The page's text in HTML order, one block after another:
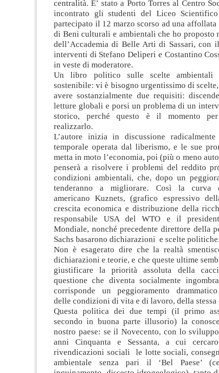
centralità. E’ stato a Porto Torres al Centro
incontrato gli studenti del Liceo
partecipato il 12 marzo scorso ad una affollata
di Beni culturali e ambientali che ho proposto
dell’Accademia di Belle Arti di Sassari, con
interventi di Stefano Deliperi e Costantino
in veste di moderatore.
Un libro politico sulle scelte
sostenibile: vi è bisogno urgentissimo di
avere sostanzialmente due requisiti:
letture globali e porsi un problema di un
storico, perché questo è il momento
realizzarlo.
L’autore inizia in discussione radicalmente
temporale operata dal liberismo, e le sue
metta in moto l’economia, poi (più o meno
penserà a risolvere i problemi del reddito
condizioni ambientali, che, dopo un
tenderanno a migliorare. Così la curva
americano Kuznets, (grafico espressivo
crescita economica e distribuzione della
responsabile USA del WTO e il
Mondiale, nonché precedente direttore della
Sachs basarono dichiarazioni e scelte
Non è esagerato dire che la realtà
dichiarazioni e teorie, e che queste ultime
giustificare la priorità assoluta della
questione che diventa socialmente
corrisponde un peggioramento drammatico
delle condizioni di vita e di lavoro, della stessa
Questa politica dei due tempi (il primo
secondo in buona parte illusorio) la
nostro paese: se il Novecento, con lo
anni Cinquanta e Sessanta, a cui
rivendicazioni sociali le lotte sociali,
ambientale senza pari il ‘Bel Paese’